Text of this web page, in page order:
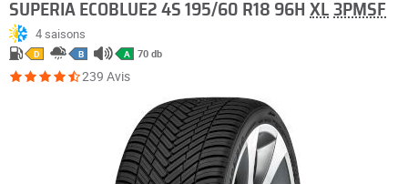
SUPERIA ECOBLUE2 4S 195/60 R18 96H XL 3PMSF
4 saisons
D B A 70 db
239 Avis